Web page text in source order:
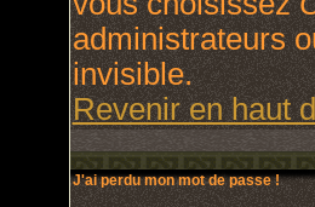
administrateurs
invisible.
Revenir en haut
J'ai perdu mon mot de passe !